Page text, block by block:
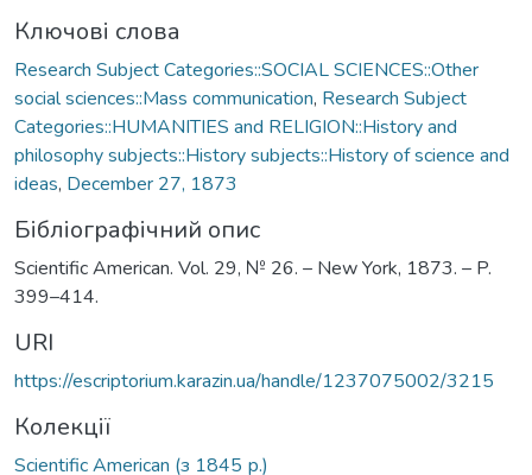
Ключові слова
Research Subject Categories::SOCIAL SCIENCES::Other
social sciences::Mass communication, Research Subject
Categories::HUMANITIES and RELIGION::History and
philosophy subjects::History subjects::History of science and
ideas, December 27, 1873
Бібліографічний опис
Scientific American. Vol. 29, № 26. – New York, 1873. – P.
399–414.
URI
https://escriptorium.karazin.ua/handle/1237075002/3215
Колекції
Scientific American (з 1845 р.)